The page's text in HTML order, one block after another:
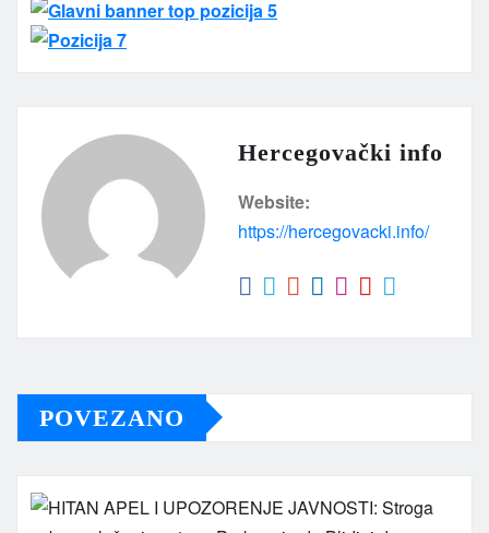
Hercegovački info
Website:
https://hercegovacki.info/
POVEZANO